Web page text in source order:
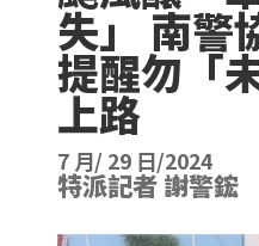
失」 南警
提醒勿「
上路
7 月/ 29 日/2024
特派記者 謝警鋐